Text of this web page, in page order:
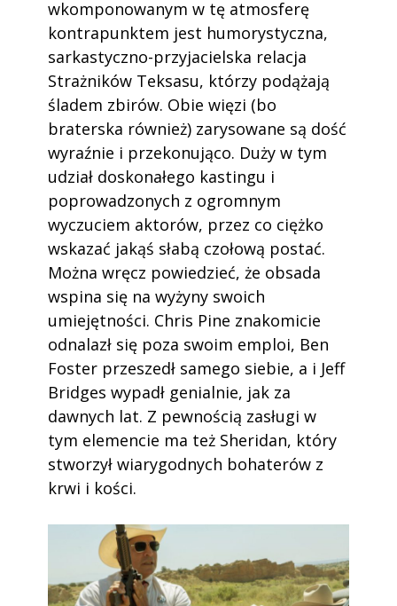
wkomponowanym w tę atmosferę
kontrapunktem jest humorystyczna,
sarkastyczno-przyjacielska relacja
Strażników Teksasu, którzy podążają
śladem zbirów. Obie więzi (bo
braterska również) zarysowane są dość
wyraźnie i przekonująco. Duży w tym
udział doskonałego kastingu i
poprowadzonych z ogromnym
wyczuciem aktorów, przez co ciężko
wskazać jakąś słabą czołową postać.
Można wręcz powiedzieć, że obsada
wspina się na wyżyny swoich
umiejętności. Chris Pine znakomicie
odnalazł się poza swoim emploi, Ben
Foster przeszedł samego siebie, a i Jeff
Bridges wypadł genialnie, jak za
dawnych lat. Z pewnością zasługi w
tym elemencie ma też Sheridan, który
stworzył wiarygodnych bohaterów z
krwi i kości.